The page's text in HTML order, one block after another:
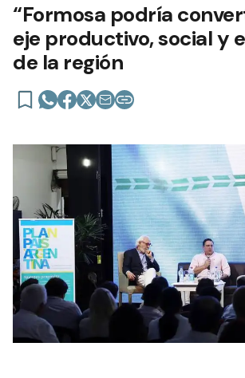
“Formosa podría
eje productivo, social y
de la región